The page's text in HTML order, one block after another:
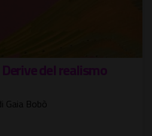
del realismo
Gaia Bobò